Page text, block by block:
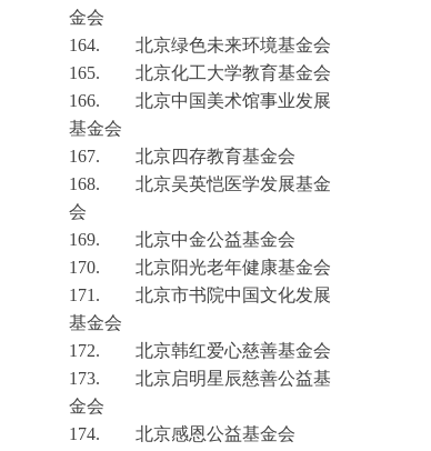
金会
164.
北京绿色未来环境基金会
165.
北京化工大学教育基金会
166.
北京中国美术馆事业发展
基金会
167.
北京四存教育基金会
168.
北京吴英恺医学发展基金
会
169.
北京中金公益基金会
170.
北京阳光老年健康基金会
171.
北京市书院中国文化发展
基金会
172.
北京韩红爱心慈善基金会
173.
北京启明星辰慈善公益基
金会
174.
北京感恩公益基金会